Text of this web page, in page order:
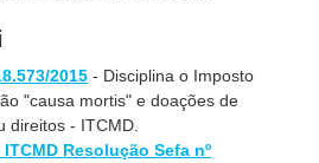
2015 - Disciplina o Imposto
"causa mortis" e doações de
direitos - ITCMD.
Resolução Sefa nº